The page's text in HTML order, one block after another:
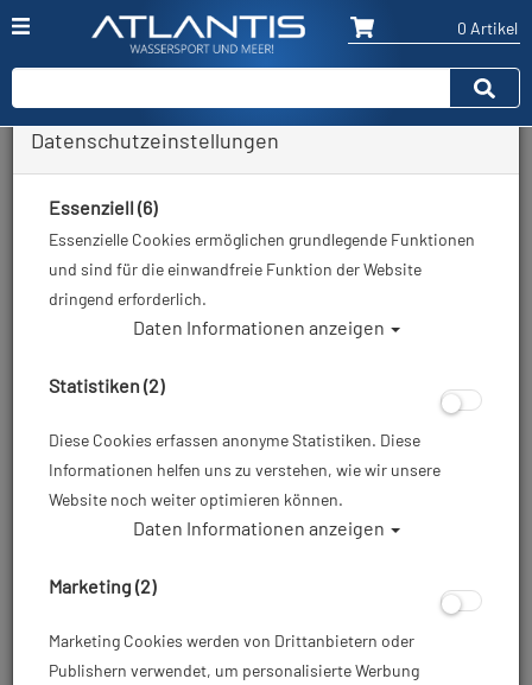
0 Artikel
Zurück
Datenschutzeinstellungen
Essenziell (6)
Essenzielle Cookies ermöglichen grundlegende Funktionen
und sind für die einwandfreie Funktion der Website
dringend erforderlich.
Daten Informationen anzeigen
Statistiken (2)
Diese Cookies erfassen anonyme Statistiken. Diese
Informationen helfen uns zu verstehen, wie wir unsere
Website noch weiter optimieren können.
Daten Informationen anzeigen
Marketing (2)
Marketing Cookies werden von Drittanbietern oder
Publishern verwendet, um personalisierte Werbung